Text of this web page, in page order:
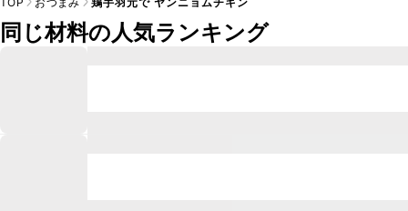
同じ材料の人気ランキング